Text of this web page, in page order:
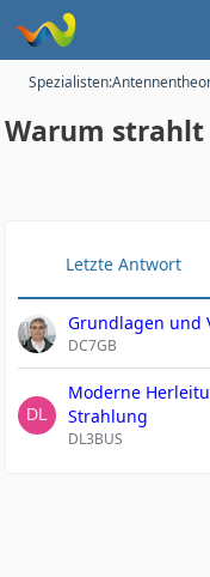
Warum
Letzte Antwort
Grundlagen und
DC7GB
Moderne
Strahlung
DL3BUS